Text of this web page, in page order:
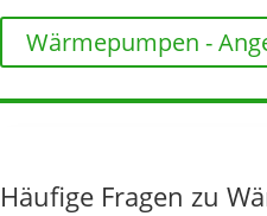
Wärmepumpen -
Häufige Fragen zu